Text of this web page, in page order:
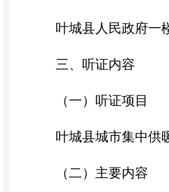
叶城县人民政府一
三、听证内容
（一）听证项目
叶城县城市集中供
（二）主要内容